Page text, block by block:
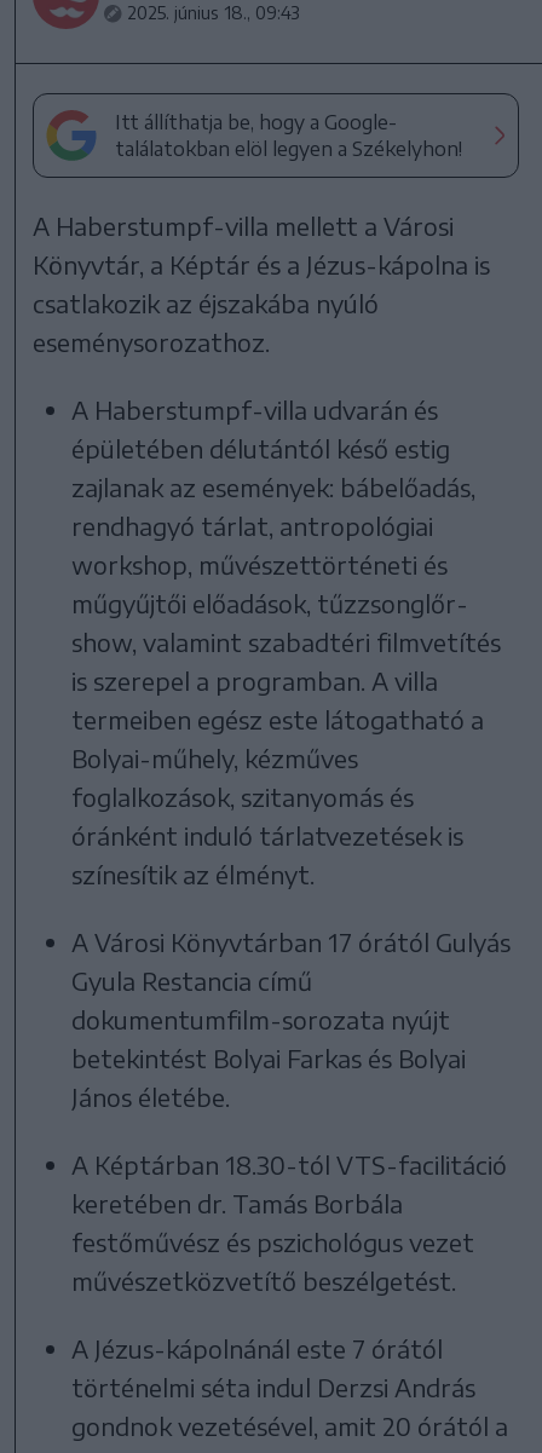
2025. június 18., 09:43
Itt állíthatja be, hogy a Google-
találatokban elöl legyen a Székelyhon!
A Haberstumpf-villa mellett a Városi
Könyvtár, a Képtár és a Jézus-kápolna is
csatlakozik az éjszakába nyúló
eseménysorozathoz.
A Haberstumpf-villa udvarán és
épületében délutántól késő estig
zajlanak az események: bábelőadás,
rendhagyó tárlat, antropológiai
workshop, művészettörténeti és
műgyűjtői előadások, tűzzsonglőr-
show, valamint szabadtéri filmvetítés
is szerepel a programban. A villa
termeiben egész este látogatható a
Bolyai-műhely, kézműves
foglalkozások, szitanyomás és
óránként induló tárlatvezetések is
színesítik az élményt.
A Városi Könyvtárban 17 órától Gulyás
Gyula Restancia című
dokumentumfilm-sorozata nyújt
betekintést Bolyai Farkas és Bolyai
János életébe.
A Képtárban 18.30-tól VTS-facilitáció
keretében dr. Tamás Borbála
festőművész és pszichológus vezet
művészetközvetítő beszélgetést.
A Jézus-kápolnánál este 7 órától
történelmi séta indul Derzsi András
gondnok vezetésével, amit 20 órától a